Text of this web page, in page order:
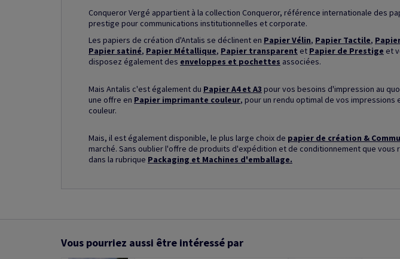
Conqueror Vergé appartient à la collection Conqueror, référence internationale des
prestige pour communications institutionnelles et corporate.
Les papiers de création d'Antalis se déclinent en Papier Vélin, Papier Tactile,
Papier satiné, Papier Métallique, Papier transparent et Papier de Prestige et
disposez également des enveloppes et pochettes associées.
Mais Antalis c'est également du Papier A4 et A3 pour vos besoins d'impression au
une offre en Papier imprimante couleur, pour un rendu optimal de vos impressions
couleur.
Mais, il est également disponible, le plus large choix de papier de création &
marché. Sans oublier l'offre de produits d'expédition et de conditionnement que vous
dans la rubrique Packaging et Machines d'emballage.
Vous pourriez aussi être intéressé par